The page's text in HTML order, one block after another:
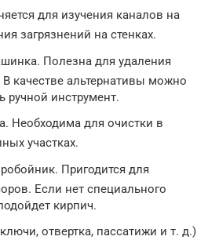
для изучения каналов на
загрязнений на стенках.
Полезна для удаления
В качестве альтернативы можно
ручной инструмент.
Необходима для очистки в
участках.
Пригодится для
Если нет специального
кирпич.
отвертка, пассатижи и т. д.)